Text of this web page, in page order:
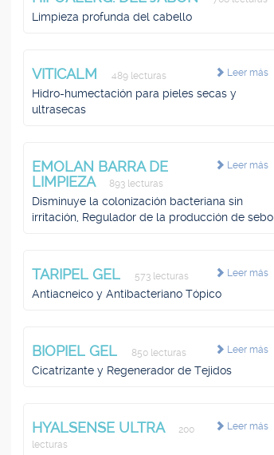
Limpieza profunda del cabello
Leer más
VITICALM 489 lecturas
Hidro-humectación para pieles secas y
ultrasecas
Leer más
EMOLAN BARRA DE
LIMPIEZA
893 lecturas
Disminuye la colonización bacteriana sin
irritación, Regulador de la producción de sebo
Leer más
TARIPEL GEL 573 lecturas
Antiacneico y Antibacteriano Tópico
Leer más
BIOPIEL GEL 850 lecturas
Cicatrizante y Regenerador de Tejidos
Leer más
HYALSENSE ULTRA
200
lecturas